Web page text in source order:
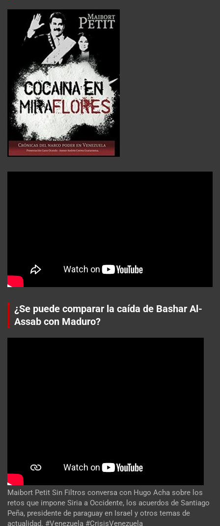
¿Se puede comparar la caída de Bashar Al-
Assab con Maduro?
Maibort Petit Sin Filtros conversa con Hugo Acha sobre los
retos que impone Siria a Occidente, los acuerdos de Santiago
Peña, presidente de paraguay en Israel y otros temas de
actualidad. #Venezuela #CrisisVenezuela